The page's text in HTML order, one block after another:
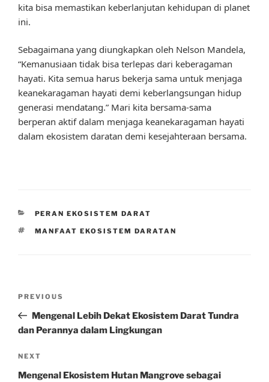
kita bisa memastikan keberlanjutan kehidupan di planet
ini.
Sebagaimana yang diungkapkan oleh Nelson Mandela,
“Kemanusiaan tidak bisa terlepas dari keberagaman
hayati. Kita semua harus bekerja sama untuk menjaga
keanekaragaman hayati demi keberlangsungan hidup
generasi mendatang.” Mari kita bersama-sama
berperan aktif dalam menjaga keanekaragaman hayati
dalam ekosistem daratan demi kesejahteraan bersama.
CATEGORIES
PERAN EKOSISTEM DARAT
TAGS
MANFAAT EKOSISTEM DARATAN
Previous
Post
PREVIOUS
Mengenal Lebih Dekat Ekosistem Darat Tundra
dan Perannya dalam Lingkungan
Next
Post
NEXT
Mengenal Ekosistem Hutan Mangrove sebagai